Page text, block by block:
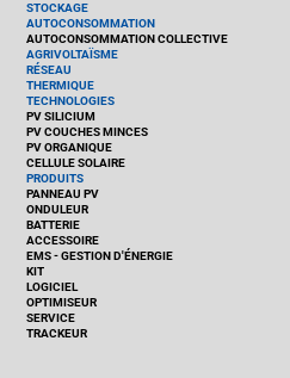
STOCKAGE
AUTOCONSOMMATION
AUTOCONSOMMATION COLLECTIVE
AGRIVOLTAÏSME
RÉSEAU
THERMIQUE
TECHNOLOGIES
PV SILICIUM
PV COUCHES MINCES
PV ORGANIQUE
CELLULE SOLAIRE
PRODUITS
PANNEAU PV
ONDULEUR
BATTERIE
ACCESSOIRE
EMS - GESTION D'ÉNERGIE
KIT
LOGICIEL
OPTIMISEUR
SERVICE
TRACKEUR